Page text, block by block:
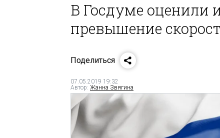
В Госдуме оценили
превышение
Поделиться
07.05.2019 19:32
Автор: Жанна Звягина